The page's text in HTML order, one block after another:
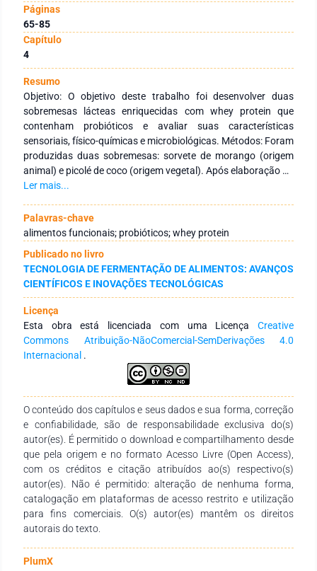
Páginas
65-85
Capítulo
4
Resumo
Objetivo: O objetivo deste trabalho foi desenvolver duas
sobremesas lácteas enriquecidas com whey protein que
contenham probióticos e avaliar suas características
sensoriais, físico-químicas e microbiológicas. Métodos: Foram
produzidas duas sobremesas: sorvete de morango (origem
animal) e picolé de coco (origem vegetal). Após elaboração da
sobremesa, realizou-se análises sensoriais para
químicas para determinação do conteúdo de umidade, cinzas,
carboidratos, proteínas e gorduras. Ainda, foram realizadas
análises microbiológicas sobre o produto final com o intuito
de classificá-lo, potencialmente, como um probiótico.
Resultados: O sorvete de morango atingiu aceitação acima de
70% em todos os parâmetros do painel sensorial, exceto no
de textura; apresentou baixa concentração de carboidratos
(6,07%) e elevada concentração de proteínas (12,66%). O
picolé de coco atingiu aceitação acima de 70% nos
parâmetros de análise sensorial, seu teor de proteínas foi de
8,72% e o de carboidratos de 3,55%. Ambas as sobremesas
alcançaram a classificação de probióticas (UFC/g >
duas sobremesas probióticas ricas em proteínas com alta
aceitação, capazes de satisfazer expectativas organolépticas
proporcionadas por produtos com conteúdo elevado de
açúcares e gorduras, tampouco trazendo benefícios à saúde.
Ler mais...
Palavras-chave
alimentos funcionais; probióticos; whey protein
Publicado no livro
TECNOLOGIA DE FERMENTAÇÃO DE ALIMENTOS: AVANÇOS
CIENTÍFICOS E INOVAÇÕES TECNOLÓGICAS
Licença
Esta obra está licenciada com uma Licença Creative
Commons Atribuição-NãoComercial-SemDerivações 4.0
Internacional .
O conteúdo dos capítulos e seus dados e sua forma, correção
e confiabilidade, são de responsabilidade exclusiva do(s)
autor(es). É permitido o download e compartilhamento desde
que pela origem e no formato Acesso Livre (Open Access),
com os créditos e citação atribuídos ao(s) respectivo(s)
autor(es). Não é permitido: alteração de nenhuma forma,
catalogação em plataformas de acesso restrito e utilização
para fins comerciais. O(s) autor(es) mantêm os direitos
autorais do texto.
PlumX